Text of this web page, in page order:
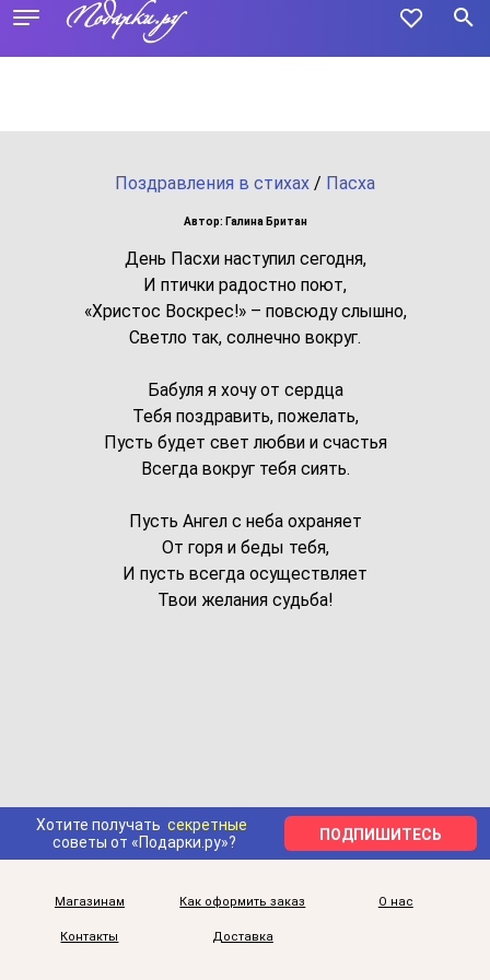
Поздравления в стихах / Пасха
Автор: Галина Британ
День Пасхи наступил сегодня,
И птички радостно поют,
«Христос Воскрес!» – повсюду слышно,
Светло так, солнечно вокруг.
Бабуля я хочу от сердца
Тебя поздравить, пожелать,
Пусть будет свет любви и счастья
Всегда вокруг тебя сиять.
Пусть Ангел с неба охраняет
От горя и беды тебя,
И пусть всегда осуществляет
Твои желания судьба!
Хотите получать секретные
советы от «Подарки.ру»?
ПОДПИШИТЕСЬ
Магазинам Как оформить заказ О нас
Контакты Доставка